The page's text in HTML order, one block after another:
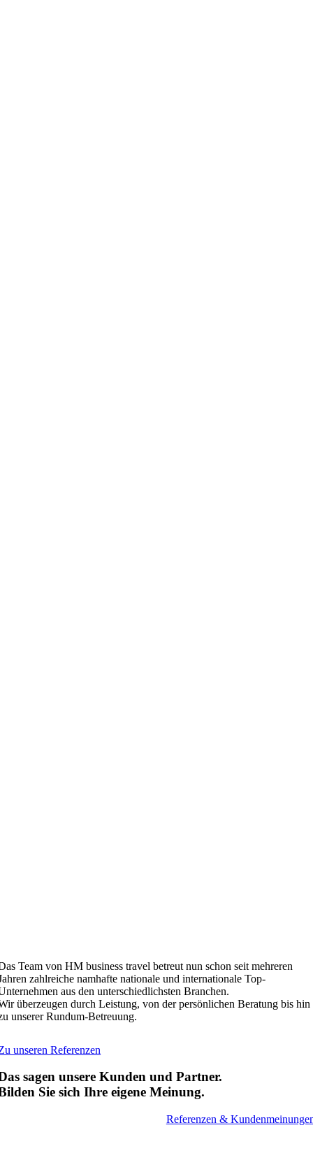
Team von HM business travel betreut nun schon seit mehreren
zahlreiche namhafte nationale und internationale Top-
aus den unterschiedlichsten Branchen.
überzeugen durch Leistung, von der persönlichen Beratung bis hin
unserer Rundum-Betreuung.
unseren Referenzen
sagen unsere Kunden und Partner.
Sie sich Ihre eigene Meinung.
Referenzen &